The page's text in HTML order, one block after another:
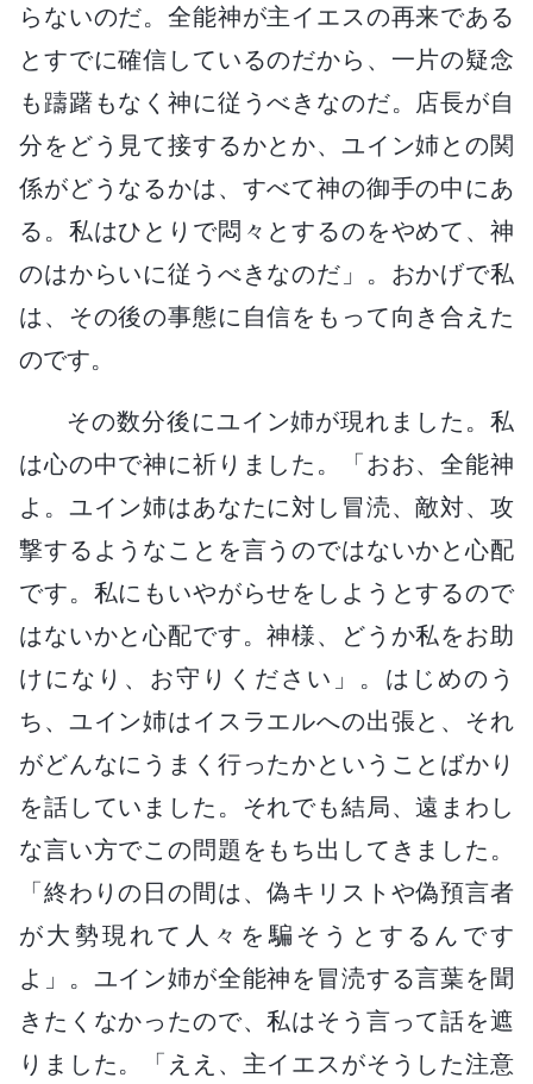
らないのだ。全能神が主イエスの再来である
とすでに確信しているのだから、一片の疑念
も躊躇もなく神に従うべきなのだ。店長が自
分をどう見て接するかとか、ユイン姉との関
係がどうなるかは、すべて神の御手の中にあ
る。私はひとりで悶々とするのをやめて、神
のはからいに従うべきなのだ」。おかげで私
は、その後の事態に自信をもって向き合えた
のです。
その数分後にユイン姉が現れました。私
は心の中で神に祈りました。「おお、全能神
よ。ユイン姉はあなたに対し冒涜、敵対、攻
撃するようなことを言うのではないかと心配
です。私にもいやがらせをしようとするので
はないかと心配です。神様、どうか私をお助
けになり、お守りください」。はじめのう
ち、ユイン姉はイスラエルへの出張と、それ
がどんなにうまく行ったかということばかり
を話していました。それでも結局、遠まわし
な言い方でこの問題をもち出してきました。
「終わりの日の間は、偽キリストや偽預言者
が大勢現れて人々を騙そうとするんです
よ」。ユイン姉が全能神を冒涜する言葉を聞
きたくなかったので、私はそう言って話を遮
りました。「ええ、主イエスがそうした注意